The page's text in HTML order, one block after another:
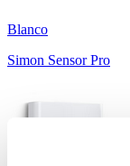
Blanco
Simon Sensor Pro